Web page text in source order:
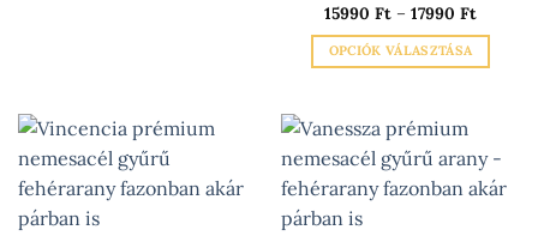
Értékelés:5
/ 5
15990 Ft – 17990 Ft
-
OPCIÓK VÁLASZTÁSA
terméknek
több
variációja